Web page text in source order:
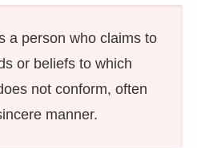
a person who claims to
or beliefs to which
not conform, often
manner.